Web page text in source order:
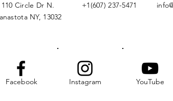
110 Circle Dr N.
NY, 13032
+1(607) 237-5471
Facebook Instagram YouTube